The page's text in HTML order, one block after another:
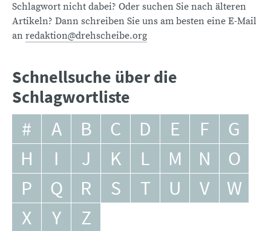
Schlagwort nicht dabei? Oder suchen Sie nach älteren
Artikeln? Dann schreiben Sie uns am besten eine E-Mail
an redaktion@drehscheibe.org
Schnellsuche über die
Schlagwortliste
# A B C D E F
G
H
I J K L M N
O
P
Q R S T U V
W
X
Y Z